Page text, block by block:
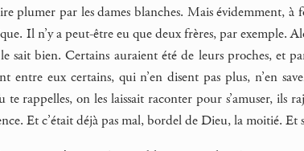
plumer par les dames blanches. Mais évidemment,
Il n’y a peut-être eu que deux frères, par exemple.
bien. Certains auraient été de leurs proches, et
entre eux certains, qui n’en disent pas plus, n’en
te rappelles, on les laissait raconter pour s’amuser,
Et c’était déjà pas mal, bordel de Dieu, la moitié. Et